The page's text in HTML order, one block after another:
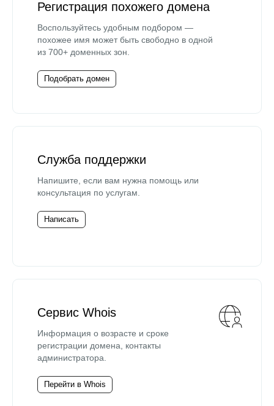
Регистрация похожего домена
Воспользуйтесь удобным подбором —
похожее имя может быть свободно в одной
из 700+ доменных зон.
Подобрать домен
Служба поддержки
Напишите, если вам нужна помощь или
консультация по услугам.
Написать
Сервис Whois
Информация о возрасте и сроке
регистрации домена, контакты
администратора.
Перейти в Whois